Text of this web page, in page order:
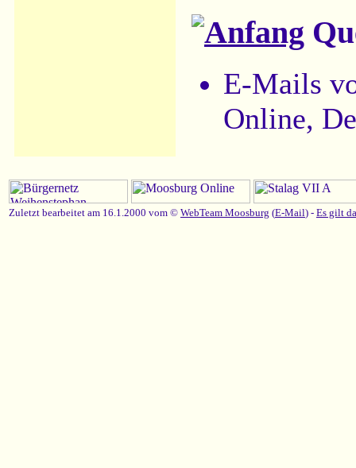
E-Mails
Online,
Zuletzt bearbeitet am 16.1.2000 vom © WebTeam Moosburg (E-Mail) - Es gilt